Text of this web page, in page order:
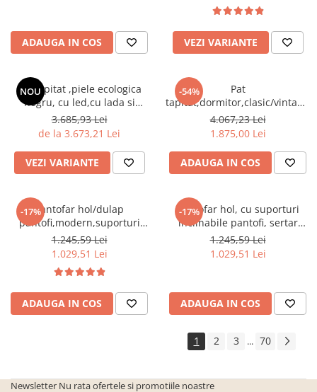
ADAUGA IN COS VEZI VARIANTE
NOU
Pat tapitat ,piele ecologica
negru, cu led,cu lada si
somiera inclinabila
inclusa,Bortis Impex
3.685,93 Lei
de la 3.673,21 Lei
VEZI VARIANTE
-54%
Pat
tapitat,dormitor,clasic/
gri,cu 3 sertare ,suport saltea
inclus,Bortis
4.067,23 Lei
1.875,00 Lei
ADAUGA IN COS
-17%Pantofar hol/dulap
pantofi,modern,suporturi
inclinabile,alb,120x85x28cm,Bortis
Impex
1.245,59 Lei
1.029,51 Lei
ADAUGA IN COS
-17%
Pantofar hol, cu suporturi
inclinabile pantofi, sertar
,stejar
sonoma,practic/modern,Bortis
1.245,59 Lei
1.029,51 Lei
ADAUGA IN COS
1 2 3 ... 70
Newsletter Nu rata ofertele si promotiile noastre